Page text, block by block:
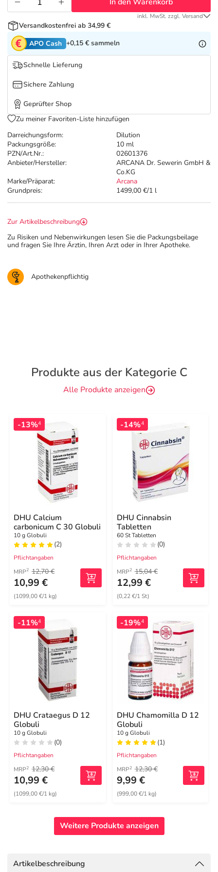
Tierapotheke
Vitamine & Mineralstoffe
Marken
Salus Deals
Darreichungsform:
Dilution
Packungsgröße:
10 ml
PZN/Art.Nr.:
02601376
Anbieter/Hersteller:
ARCANA Dr. Sewerin GmbH &
Co.KG
Marke/Präparat:
Arcana
Grundpreis:
1499,00 €/1 l
inkl. MwSt. zzgl. Versand
Versandkostenfrei ab 34,99 €
APO Cash +0,15 € sammeln
Schnelle Lieferung
Sichere Zahlung
Geprüfter Shop
Zu meiner Favoriten-Liste hinzufügen
Zur Artikelbeschreibung
Zu Risiken und Nebenwirkungen lesen Sie die Packungsbeilage
und fragen Sie Ihre Ärztin, Ihren Arzt oder in Ihrer Apotheke.
Apothekenpflichtig
Produkte aus der Kategorie C
Alle Produkte anzeigen
-13%4
DHU Calcium
carbonicum C 30 Globuli
10 g Globuli
(2)
Pflichtangaben
MRP2 12,70 €
10,99 €
(1099,00 €/1 kg)
-14%4
DHU Cinnabsin
Tabletten
60 St Tabletten
(0)
Pflichtangaben
MRP2 15,04 €
12,99 €
(0,22 €/1 St)
-11%4
DHU Crataegus D 12
Globuli
10 g Globuli
(0)
Pflichtangaben
MRP2 12,30 €
10,99 €
(1099,00 €/1 kg)
-19%4
DHU Chamomilla D 12
Globuli
10 g Globuli
(1)
Pflichtangaben
MRP2 12,30 €
9,99 €
(999,00 €/1 kg)
Weitere Produkte anzeigen
Artikelbeschreibung